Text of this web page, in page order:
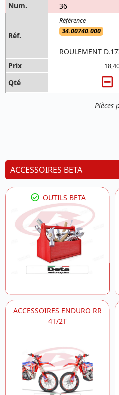
Pièces
36
34.00740.000
ROULEMENT
ACCESSOIRES BETA
OUTILS BETA
ACCESSOIRES ENDURO RR
4T/2T